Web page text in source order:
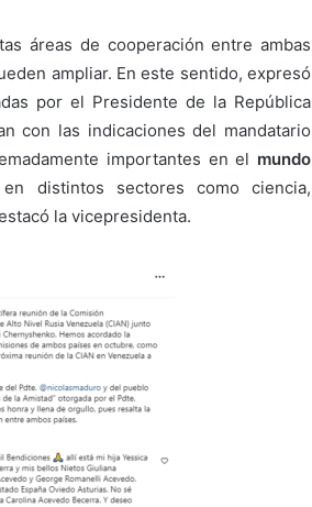
áreas de cooperación entre ambas
ampliar. En este sentido, expresó
por el Presidente de la República
con las indicaciones del mandatario
importantes en el mundo
distintos sectores como ciencia,
la vicepresidenta.